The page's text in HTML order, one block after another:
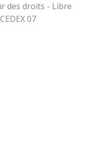
des droits - Libre
07